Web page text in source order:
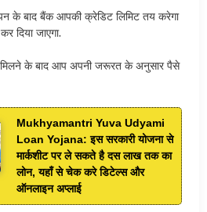
के बाद बैंक आपकी क्रेडिट लिमिट तय करेगा
दिया जाएगा.
के बाद आप अपनी जरूरत के अनुसार पैसे
Mukhyamantri Yuva Udyami
Loan Yojana: इस सरकारी योजना से
मार्कशीट पर ले सकते है दस लाख तक का
लोन, यहाँ से चेक करे डिटेल्स और
ऑनलाइन अप्लाई